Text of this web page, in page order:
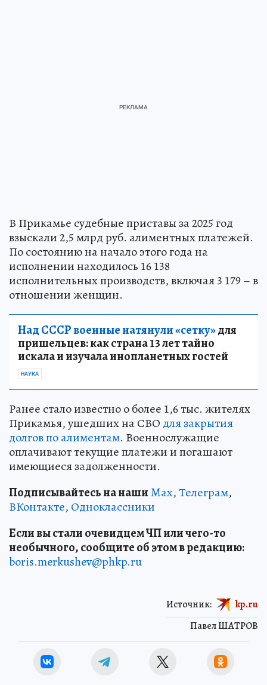
В Прикамье судебные приставы за 2025 год
взыскали 2,5 млрд руб. алиментных платежей.
По состоянию на начало этого года на
исполнении находилось 16 138
исполнительных производств, включая 3 179 – в
отношении женщин.
Над СССР военные натянули «сетку»для
пришельцев: как страна 13 лет тайно
искала и изучала инопланетных гостей
НАУКА
Ранее стало известно о более 1,6 тыс. жителях
Прикамья, ушедших на СВО для закрытия
долгов по алиментам. Военнослужащие
оплачивают текущие платежи и погашают
имеющиеся задолженности.
Подписывайтесь на нашиMax,Телеграм,
ВКонтакте, Одноклассники
Если вы стали очевидцем ЧП или чего-то
необычного, сообщите об этом в редакцию:
boris.merkushev@phkp.ru
Павел ШАТРОВ
Источник: kp.ru